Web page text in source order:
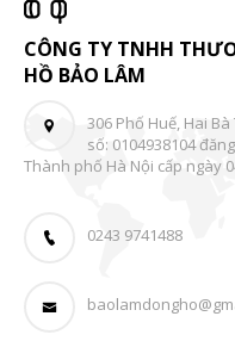
CÔNG TY TNHH
HỒ BẢO LÂM
306 Phố Huế, Hai
số: 0104938104
Thành phố Hà Nội cấp ngày
0243 9741488